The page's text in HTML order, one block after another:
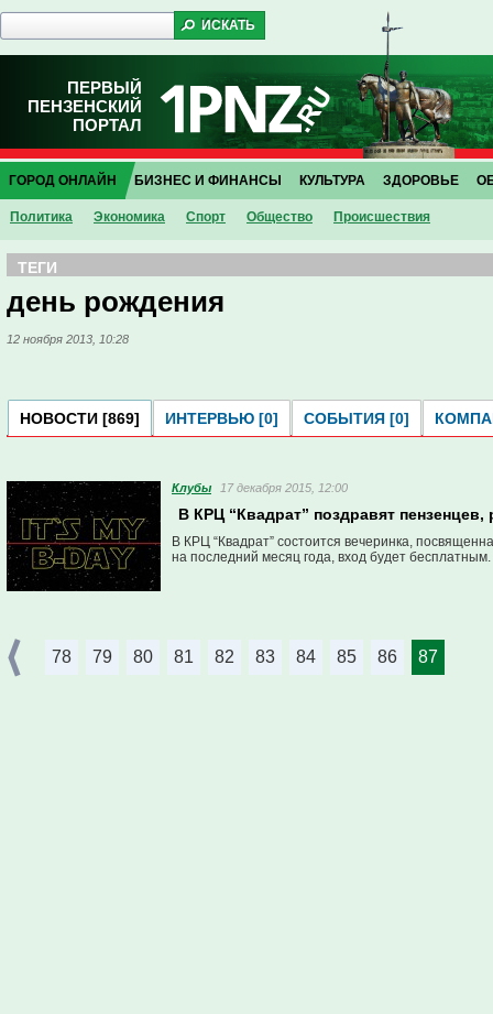
ПЕРВЫЙ
ПЕНЗЕНСКИЙ
ПОРТАЛ
ГОРОД ОНЛАЙН
Политика Экономика Спорт Общество Проиcшествия
БИЗНЕС И ФИНАНСЫ КУЛЬТУРА ЗДОРОВЬЕ
ТЕГИ
день рождения
12 ноября 2013, 10:28
НОВОСТИ [869] ИНТЕРВЬЮ [0] СОБЫТИЯ [0]
Клубы 17 декабря 2015, 12:00
В КРЦ “Квадрат” поздравят
В КРЦ “Квадрат” состоится вечеринка,
на последний месяц года, вход будет бесплатным.
78 79 80 81 82 83 84 85 86 87